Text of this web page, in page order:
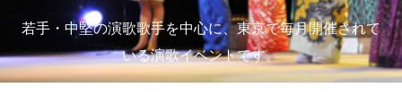
若手・中堅の演歌歌手を中心に、東京で毎月開催されて
いる演歌イベントです。